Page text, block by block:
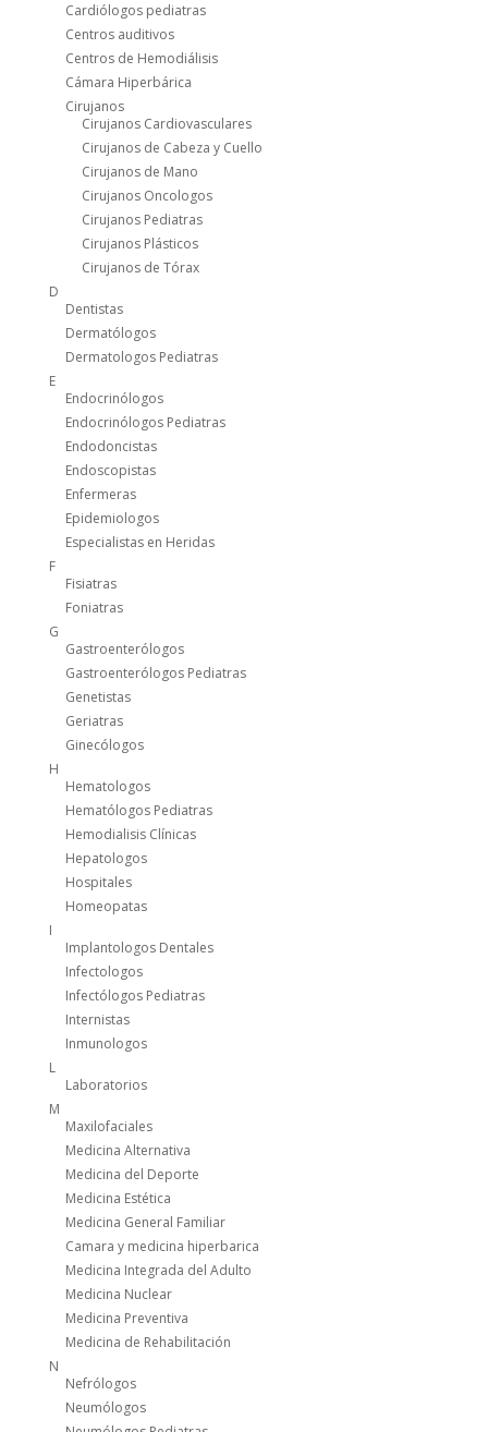
Cardiólogos pediatras
Centros auditivos
Centros de Hemodiálisis
Cámara Hiperbárica
Cirujanos
Cirujanos Cardiovasculares
Cirujanos de Cabeza y Cuello
Cirujanos de Mano
Cirujanos Oncologos
Cirujanos Pediatras
Cirujanos Plásticos
Cirujanos de Tórax
D
Dentistas
Dermatólogos
Dermatologos Pediatras
E
Endocrinólogos
Endocrinólogos Pediatras
Endodoncistas
Endoscopistas
Enfermeras
Epidemiologos
Especialistas en Heridas
F
Fisiatras
Foniatras
G
Gastroenterólogos
Gastroenterólogos Pediatras
Genetistas
Geriatras
Ginecólogos
H
Hematologos
Hematólogos Pediatras
Hemodialisis Clínicas
Hepatologos
Hospitales
Homeopatas
I
Implantologos Dentales
Infectologos
Infectólogos Pediatras
Internistas
Inmunologos
L
Laboratorios
M
Maxilofaciales
Medicina Alternativa
Medicina del Deporte
Medicina Estética
Medicina General Familiar
Camara y medicina hiperbarica
Medicina Integrada del Adulto
Medicina Nuclear
Medicina Preventiva
Medicina de Rehabilitación
N
Nefrólogos
Neumólogos